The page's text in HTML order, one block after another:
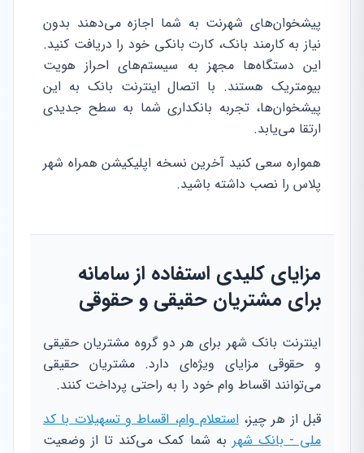
پیشخوان‌های شهرنت به شما اجازه می‌دهند بدون
نیاز به کارمند بانک، کارت بانکی خود را دریافت کنید.
این دستگاه‌ها مجهز به سیستم‌های احراز هویت
بیومتریک هستند. با اتصال اینترنت بانک به این
پیشخوان‌ها، تجربه بانکداری شما به سطح جدیدی
ارتقا می‌یابد.
همواره سعی کنید آخرین نسخه اپلیکیشن همراه شهر
پلاس را نصب داشته باشید.
مزایای کلیدی استفاده از سامانه
برای مشتریان حقیقی و حقوقی
اینترنت بانک شهر برای هر دو گروه مشتریان حقیقی
و حقوقی مزایای ویژه‌ای دارد. مشتریان حقیقی
می‌توانند اقساط وام خود را به راحتی پرداخت کنند.
قبل از هر چیز،استعلام وام، اقساط و تسهیلات با کد
ملی - بانک شهر به شما کمک می‌کند تا از وضعیت